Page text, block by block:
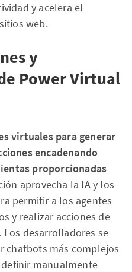
y acelera el
web.
y
Power Virtual
virtuales para generar
encadenando
proporcionadas
aprovecha la IA y los
permitir a los agentes
y realizar acciones de
desarrolladores se
chatbots más complejos
manualmente